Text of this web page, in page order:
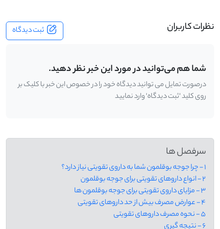
نظرات کاربران ثبت دیدگاه
شما هم می‌توانید در مورد این خبر نظر دهید.
درصورت تمایل می توانید دیدگاه خود را در خصوص این خبر با کلیک بر
روی کلید 'ثبت دیدگاه' وارد نمایید
سرفصل ها
1 - چرا جوجه بوقلمون شما به داروی تقویتی نیاز دارد؟
2 - انواع داروهای تقویتی برای جوجه بوقلمون
3 - مزایای داروی تقویتی برای جوجه بوقلمون ها
4 - عوارض مصرف بیش از حد داروهای تقویتی
5 - نحوه مصرف داروهای تقویتی
6 - نتیجه گیری